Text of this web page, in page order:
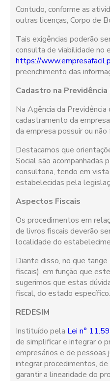
Contudo, conforme as
outras licenças, Corpo de
Tais exigências poderão
consulta de viabilidade no
https://
preenchimento das
Cadastro na Previdência
Na Agência da
cadastramento da
da empresa possuir ou não
Destacamos que
Social são acompanhadas
consultoria, tendo em
estabelecidas pela
Aspectos Fiscais
Os procedimentos em
de livros fiscais deverão
localidade do
Diante disso, no que
fiscais), em função que
sugerimos que estas
fiscal, do estado específico.
REDESIM
Instituído pela Lei n°
de simplificar e integrar o
empresários e de pessoas
integrar procedimentos,
garantir a linearidade do